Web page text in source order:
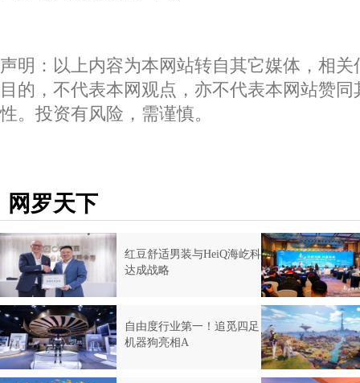
声明：以上内容为本网站转自其它媒体，相
目的，不代表本网观点，亦不代表本网站赞
性。投资有风险，需谨慎。
网罗天下
红豆舒适男装与HeiQ海屹科
达成战略
自由度行业第一！追觅四足
机器狗亮相A